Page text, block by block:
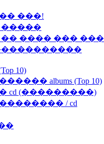
���!
���� ���
10)
albums (Top 10)
cd (���������)
/ cd